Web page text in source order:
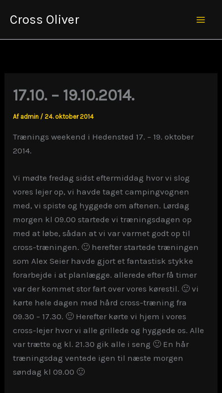
Cross Oliver
17.10. – 19.10.2014.
Af admin /24. oktober 2014
Trænings weekend i Hedensted 17. – 19. oktober
2014.
Vi mødte fredag sidst eftermiddag hvor vi slog
vores lejer op, vi havde taget campingvognen
med, vi spiste og hyggede om aftenen. Lørdag
morgen kl 09.00 startede vi træningsdagen op
med at løbe, sådan at vi var varmet godt op til
cross-træningen. 🙂 herefter startede træningen
som Alex Seier havde gjort et fantastisk stykke
forarbejde i at planlægge. allerede efter få timer
var der kommet stor fart over vores kørestil. 🙂 vi
kørte hele dagen med hård cross-træning fra
09.30 – 17.30. 🙂 Herefter kørte vi hjem i vores
cross-lejer hvor vi alle grillede og hyggede os. Alle
var trætte og kl. 21.30 gik alle i seng 🙂 En hår
træningsdag ventede igen til næste morgen
søndag kl 09.00 🙂